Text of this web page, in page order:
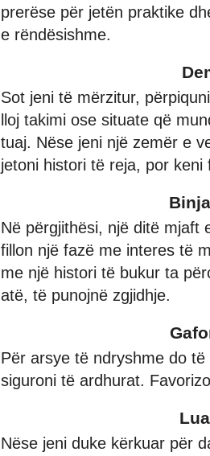
prerëse për jetën praktike
e rëndësishme.
Sot jeni të mërzitur,
lloj takimi ose situate që
tuaj. Nëse jeni një zemër e
jetoni histori të reja, por keni
Në përgjithësi, një ditë mjaft
fillon një fazë me interes të
me një histori të bukur ta
atë, të punojnë zgjidhje.
Për arsye të ndryshme do
siguroni të ardhurat.
Nëse jeni duke kërkuar për